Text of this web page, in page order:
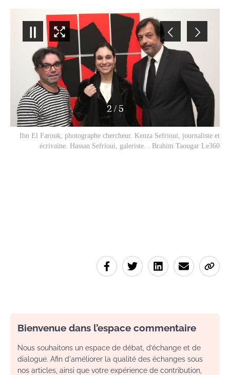
2 /5
Ibn El Farouk, photographe chercheur. Kenza Sefrioui, journaliste et
écrivaine. Hassan Sefrioui, galeriste. . Brahim Taougar Le360
Bienvenue dans l’espace commentaire
Nous souhaitons un espace de débat, d’échange et de
dialogue. Afin d'améliorer la qualité des échanges sous
nos articles, ainsi que votre expérience de contribution,